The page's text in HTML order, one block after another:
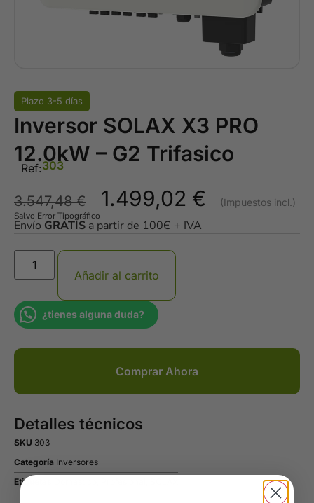
Plazo 3-5 días
Inversor SOLAX X3 PRO
12.0kW – G2 Trifasico
Ref:303
3.547,48€ 1.499,02 €
Salvo Error Tipográfico
Envío GRATIS a partir de 100Є + IVA
Añadir al carrito
¿tienes alguna duda?
Comprar Ahora
Detalles técnicos
SKU 303
Categoría Inversores
Etiquetas